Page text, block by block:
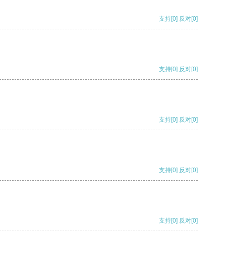
支持[0] 反对[0]
支持[0] 反对[0]
支持[0] 反对[0]
支持[0] 反对[0]
支持[0] 反对[0]